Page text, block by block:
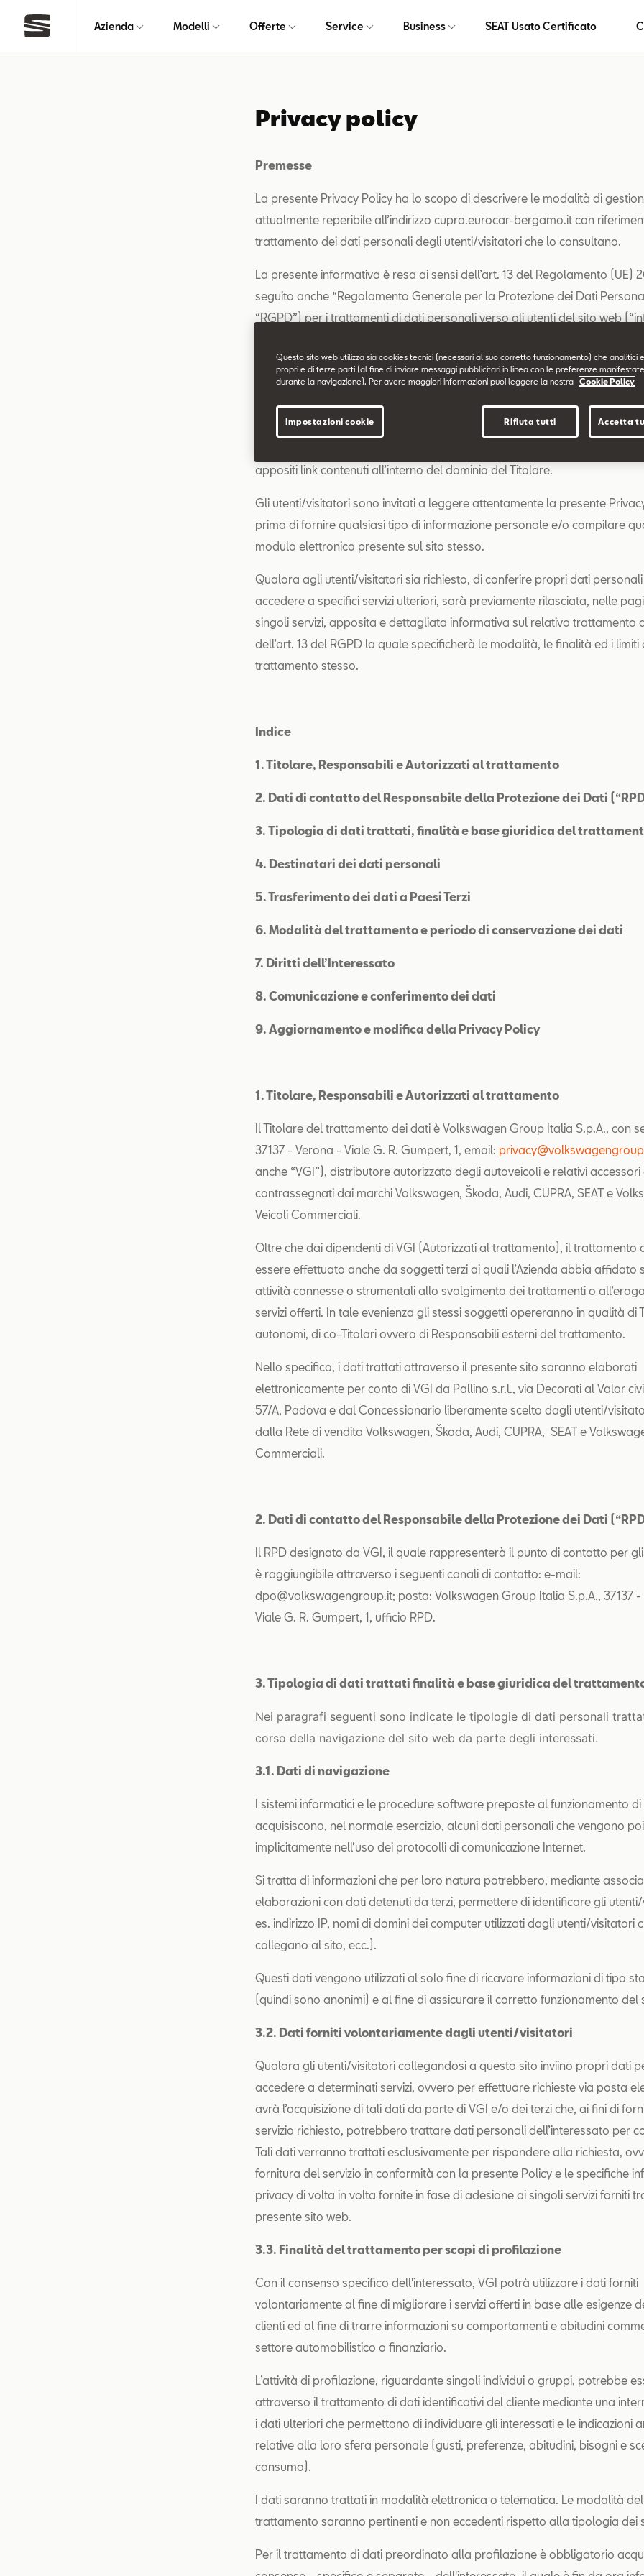
Azienda Modelli Offerte Service Business SEAT Usato Certificato
Privacy policy
Premesse
La presente Privacy Policy ha lo scopo di descrivere le modalità di
attualmente reperibile all’indirizzo cupra.eurocar-bergamo.it con
trattamento dei dati personali degli utenti/visitatori che lo consultano.
La presente informativa è resa ai sensi dell’art. 13 del Regolamento (UE)
seguito anche “Regolamento Generale per la Protezione dei Dati
“RGPD”) per i trattamenti di dati personali verso gli utenti del sito web
Il sito sopra indicato è di titolarità di Volkswagen Group Italia S.p.A.
alla attività di direzione e coordinamento di Volkswagen AG).
L’informativa è resa da Volkswagen Group Italia S.p.A. in qualità di
trattamento, esclusivamente per il sito sopra menzionato e non anche per
appositi link contenuti all’interno del dominio del Titolare.
Gli utenti/visitatori sono invitati a leggere attentamente la presente
prima di fornire qualsiasi tipo di informazione personale e/o compilare
modulo elettronico presente sul sito stesso.
Qualora agli utenti/visitatori sia richiesto, di conferire propri dati
accedere a specifici servizi ulteriori, sarà previamente rilasciata, nelle
singoli servizi, apposita e dettagliata informativa sul relativo trattamento
dell’art. 13 del RGPD la quale specificherà le modalità, le finalità ed i limiti
trattamento stesso.
Indice
1. Titolare, Responsabili e Autorizzati al trattamento
2. Dati di contatto del Responsabile della Protezione dei Dati
3. Tipologia di dati trattati, finalità e base giuridica del
4. Destinatari dei dati personali
5. Trasferimento dei dati a Paesi Terzi
6. Modalità del trattamento e periodo di conservazione dei dati
7. Diritti dell’Interessato
8. Comunicazione e conferimento dei dati
9. Aggiornamento e modifica della Privacy Policy
1. Titolare, Responsabili e Autorizzati al trattamento
Il Titolare del trattamento dei dati è Volkswagen Group Italia S.p.A., con
37137 - Verona - Viale G. R. Gumpert, 1, email:
anche “VGI”), distributore autorizzato degli autoveicoli e relativi accessori
contrassegnati dai marchi Volkswagen, Škoda, Audi, CUPRA, SEAT e
Veicoli Commerciali.
Oltre che dai dipendenti di VGI (Autorizzati al trattamento), il trattamento
essere effettuato anche da soggetti terzi ai quali l’Azienda abbia affidato
attività connesse o strumentali allo svolgimento dei trattamenti o
servizi offerti. In tale evenienza gli stessi soggetti opereranno in qualità di
autonomi, di co-Titolari ovvero di Responsabili esterni del trattamento.
Nello specifico, i dati trattati attraverso il presente sito saranno elaborati
elettronicamente per conto di VGI da Pallino s.r.l., via Decorati al Valor
57/A, Padova e dal Concessionario liberamente scelto dagli utenti/
dalla Rete di vendita Volkswagen, Škoda, Audi, CUPRA, SEAT e
Commerciali.
2. Dati di contatto del Responsabile della Protezione dei Dati
Il RPD designato da VGI, il quale rappresenterà il punto di contatto per
è raggiungibile attraverso i seguenti canali di contatto: e-mail:
dpo@volkswagengroup.it; posta: Volkswagen Group Italia S.p.A., 37137 -
Viale G. R. Gumpert, 1, ufficio RPD.
3. Tipologia di dati trattati finalità e base giuridica del
Nei paragrafi seguenti sono indicate le tipologie di dati personali
corso della navigazione del sito web da parte degli interessati.
3.1. Dati di navigazione
I sistemi informatici e le procedure software preposte al funzionamento
acquisiscono, nel normale esercizio, alcuni dati personali che vengono
implicitamente nell’uso dei protocolli di comunicazione Internet.
Si tratta di informazioni che per loro natura potrebbero, mediante
elaborazioni con dati detenuti da terzi, permettere di identificare gli
es. indirizzo IP, nomi di domini dei computer utilizzati dagli utenti/visitatori
collegano al sito, ecc.).
Questi dati vengono utilizzati al solo fine di ricavare informazioni di tipo
(quindi sono anonimi) e al fine di assicurare il corretto funzionamento del
3.2. Dati forniti volontariamente dagli utenti/visitatori
Qualora gli utenti/visitatori collegandosi a questo sito inviino propri dati
accedere a determinati servizi, ovvero per effettuare richieste via posta
avrà l’acquisizione di tali dati da parte di VGI e/o dei terzi che, ai fini di
servizio richiesto, potrebbero trattare dati personali dell’interessato per
Tali dati verranno trattati esclusivamente per rispondere alla richiesta,
fornitura del servizio in conformità con la presente Policy e le specifiche
privacy di volta in volta fornite in fase di adesione ai singoli servizi forniti
presente sito web.
3.3. Finalità del trattamento per scopi di profilazione
Con il consenso specifico dell'interessato, VGI potrà utilizzare i dati forniti
volontariamente al fine di migliorare i servizi offerti in base alle esigenze
clienti ed al fine di trarre informazioni su comportamenti e abitudini
settore automobilistico o finanziario.
L’attività di profilazione, riguardante singoli individui o gruppi, potrebbe
attraverso il trattamento di dati identificativi del cliente mediante una
i dati ulteriori che permettono di individuare gli interessati e le indicazioni
relative alla loro sfera personale (gusti, preferenze, abitudini, bisogni e
consumo).
I dati saranno trattati in modalità elettronica o telematica. Le modalità
trattamento saranno pertinenti e non eccedenti rispetto alla tipologia dei
Per il trattamento di dati preordinato alla profilazione è obbligatorio
Questo sito web utilizza sia cookies tecnici (necessari al suo corretto funzionamento) che analitici
propri e di terze parti (al fine di inviare messaggi pubblicitari in linea con le preferenze
durante la navigazione). Per avere maggiori informazioni puoi leggere la nostra
Cookie Policy
Impostazioni cookie Rifiuta tutti Accetta